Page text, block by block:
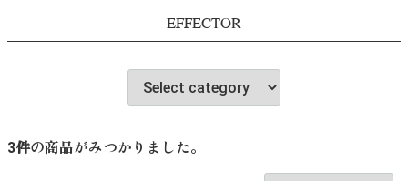
EFFECTOR
3件の商品がみつかりました。